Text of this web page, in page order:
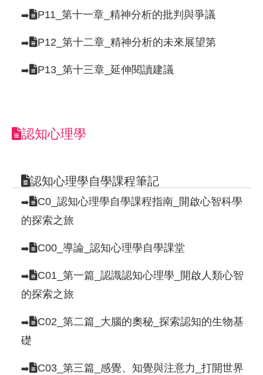
➡️ P11_第十一章_精神分析的批判與爭議
➡️ P12_第十二章_精神分析的未來展望第
➡️ P13_第十三章_延伸閱讀建議
認知心理學
認知心理學自學課程筆記
➡️
C0_認知心理學自學課程指南_開啟心智科學
的探索之旅
➡️ C00_導論_認知心理學自學課堂
➡️
C01_第一篇_認識認知心理學_開啟人類心智
的探索之旅
➡️
C02_第二篇_大腦的奧秘_探索認知的生物基
礎
➡️
C03_第三篇_感覺、知覺與注意力_打開世界